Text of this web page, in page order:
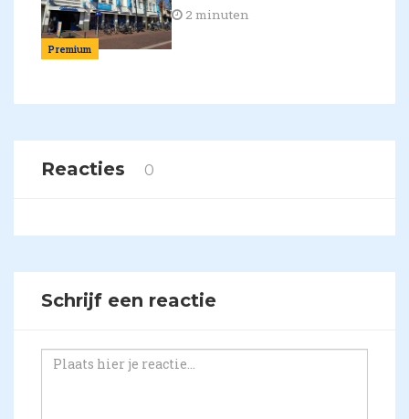
Premium
2 minuten
Reacties 0
Schrijf een reactie